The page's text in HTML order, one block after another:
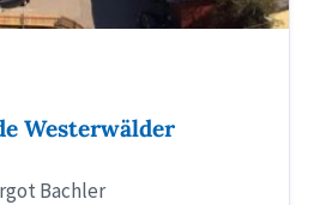
Westerwälder
Bachler